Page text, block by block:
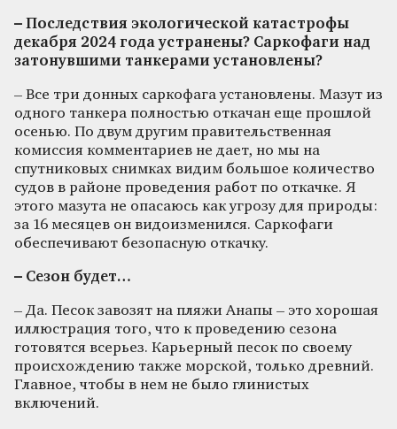
– Последствия экологической катастрофы
декабря 2024 года устранены? Саркофаги над
затонувшими танкерами установлены?
– Все три донных саркофага установлены. Мазут из
одного танкера полностью откачан еще прошлой
осенью. По двум другим правительственная
комиссия комментариев не дает, но мы на
спутниковых снимках видим большое количество
судов в районе проведения работ по откачке. Я
этого мазута не опасаюсь как угрозу для природы:
за 16 месяцев он видоизменился. Саркофаги
обеспечивают безопасную откачку.
– Сезон будет…
– Да. Песок завозят на пляжи Анапы – это хорошая
иллюстрация того, что к проведению сезона
готовятся всерьез. Карьерный песок по своему
происхождению также морской, только древний.
Главное, чтобы в нем не было глинистых
включений.